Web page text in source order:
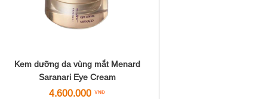
Kem dưỡng da vùng mắt Menard
Saranari Eye Cream
4.600.000